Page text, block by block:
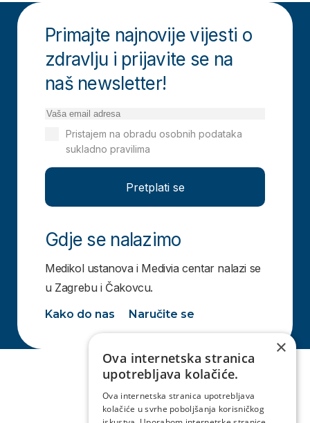
Primajte najnovije vijesti o
zdravlju i prijavite se na
naš newsletter!
Pretplati se
Pristajem na obradu osobnih podataka
sukladno pravilima
Gdje se nalazimo
Medikol ustanova i Medivia centar nalazi se
u Zagrebu i Čakovcu.
Kako do nas Naručite se
×
Ova internetska stranica
upotrebljava kolačiće.
Ova internetska stranica upotrebljava
kolačiće u svrhe poboljšanja korisničkog